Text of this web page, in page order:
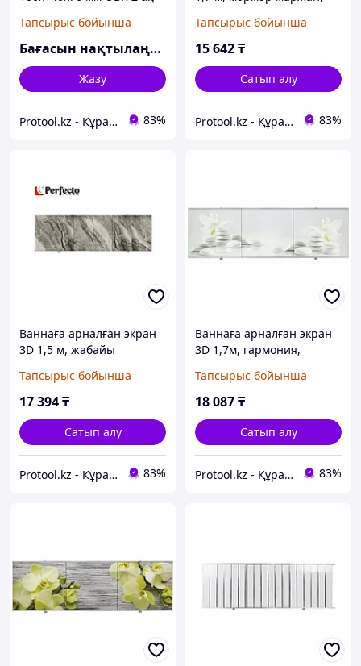
(SMP-21138-1)
Тапсырыс бойынша
Бағасын нақтылаңыз
Жазу
Protool.kz - Құрал сайман магазины 83%
(PERFECTO LINEA) (36-
000176)
Тапсырыс бойынша
15 642₸
Сатып алу
Protool.kz - Құрал сайман магазины 83%
Ваннаға арналған экран
3D 1,5 м, жабайы
(PERFECTO LINEA) (36-
031811)
Тапсырыс бойынша
17 394₸
Сатып алу
Protool.kz - Құрал сайман магазины 83%
Ваннаға арналған экран
3D 1,7м, гармония,
(PERFECTO LINEA) (36-
031708)
Тапсырыс бойынша
18 087₸
Сатып алу
Protool.kz - Құрал сайман магазины 83%